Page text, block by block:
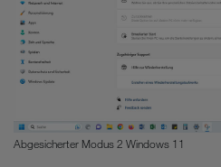
Abgesicherter Modus 2 Windows 11